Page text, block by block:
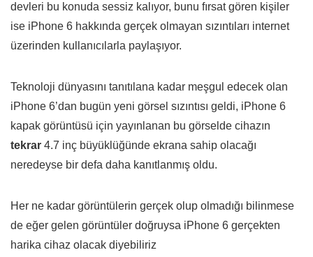
devleri bu konuda sessiz kalıyor, bunu fırsat gören kişiler
ise iPhone 6 hakkında gerçek olmayan sızıntıları internet
üzerinden kullanıcılarla paylaşıyor.
Teknoloji dünyasını tanıtılana kadar meşgul edecek olan
iPhone 6’dan bugün yeni görsel sızıntısı geldi, iPhone 6
kapak görüntüsü için yayınlanan bu görselde cihazın
tekrar 4.7 inç büyüklüğünde ekrana sahip olacağı
neredeyse bir defa daha kanıtlanmış oldu.
Her ne kadar görüntülerin gerçek olup olmadığı bilinmese
de eğer gelen görüntüler doğruysa iPhone 6 gerçekten
harika cihaz olacak diyebiliriz